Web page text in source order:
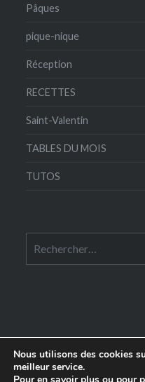
Pâques
pique-nique
Réception
RECETTES
Saint-Valentin
TABLES DU MOIS
TUTOS
Nous utilisons des cookies
meilleur service.